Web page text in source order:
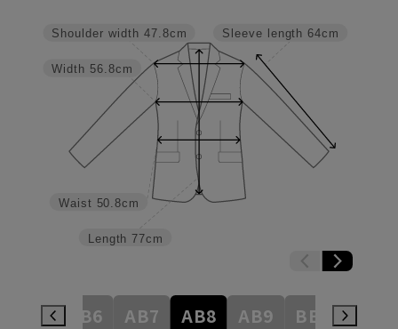
Sleeve length 64cm
Length 77cm
Waist 50.8cm
Width 56.8cm
Shoulder width 47.8cm
AB6 AB7 AB8 AB9 BE3